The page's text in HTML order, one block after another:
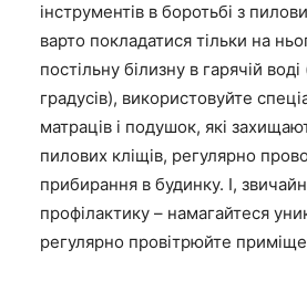
інструментів в боротьбі з
варто покладатися тільки на
постільну білизну в гарячій
градусів), використовуйте
матраців і подушок, які
пилових кліщів, регулярно
прибирання в будинку. І,
профілактику – намагайтеся
регулярно провітрюйте